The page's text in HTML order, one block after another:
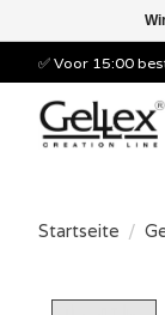
✅ Voor 15:00
Startseite /